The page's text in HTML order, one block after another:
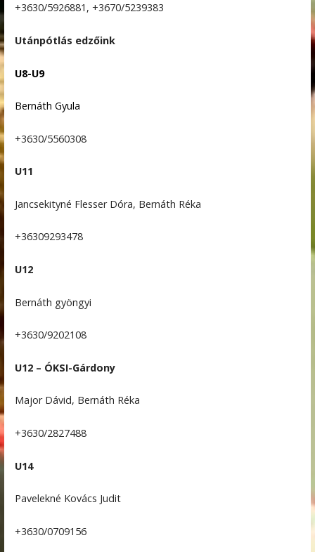
+3630/5926881, +3670/5239383
Utánpótlás edzőink
U8-U9
Bernáth Gyula
+3630/5560308
U11
Jancsekityné Flesser Dóra, Bernáth Réka
+36309293478
U12
Bernáth gyöngyi
+3630/9202108
U12 – ÓKSI-Gárdony
Major Dávid, Bernáth Réka
+3630/2827488
U14
Pavelekné Kovács Judit
+3630/0709156